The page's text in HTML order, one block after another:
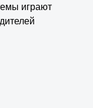
играют